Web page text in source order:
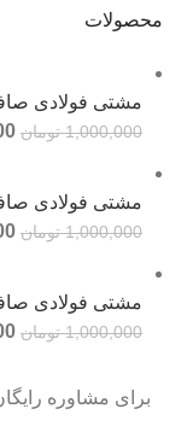
محصولات
مشتی فولادی
1,000,000 تومان
مشتی فولادی
1,000,000 تومان
مشتی فولادی
1,000,000 تومان
برای مشاوره